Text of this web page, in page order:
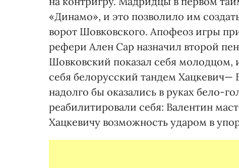
«Динамо», и это позволило им
ворот Шовковского. Апофеоз игры
рефери Ален Сар назначил второй
Шовковский показал себя
себя белорусский тандем Хацкевич—
надолго бы оказались в руках бело-
реабилитировали себя: Валентин
Хацкевичу возможность ударом в